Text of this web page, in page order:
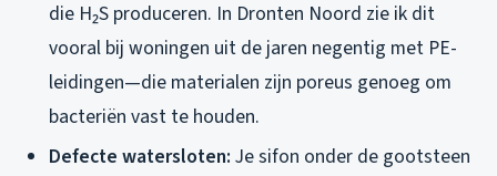
die H₂S produceren. In Dronten Noord zie ik dit
vooral bij woningen uit de jaren negentig met PE-
leidingen—die materialen zijn poreus genoeg om
bacteriën vast te houden.
Defecte watersloten: Je sifon onder de gootsteen